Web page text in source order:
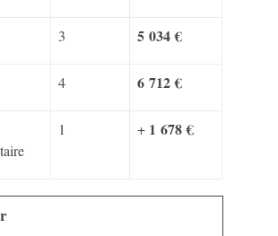
3 5 034 €
4 6 712 €
1 + 1 678 €